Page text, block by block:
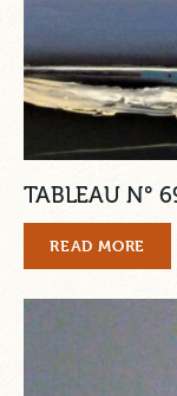
TABLEAU N°
READ MORE